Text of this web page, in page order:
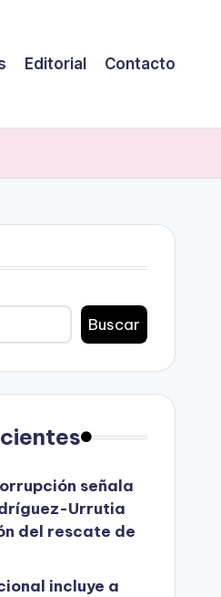
Editorial Contacto
Buscar
señala
Urrutia
del rescate de
incluye a